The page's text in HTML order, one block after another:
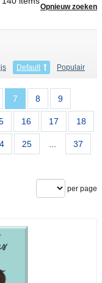
Opnieuw zoeken
Default Populair
7 8 9
16 17 18
25 ... 37
per page